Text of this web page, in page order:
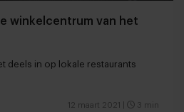
winkelcentrum van het
deels in op lokale restaurants
12 maart 2021 3 min